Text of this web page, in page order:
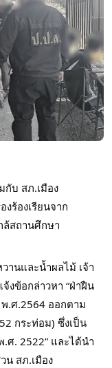
กับ สภ.เมือง
ร้องเรียนจาก
ล้สถานศึกษา
านและน้ำผลไม้ เจ้า
งข้อกล่าวหา “ฝ่าฝืน
.ศ.2564 ออกตาม
กระท่อม) ซึ่งเป็น
ศ. 2522” และได้นำ
น สภ.เมือง